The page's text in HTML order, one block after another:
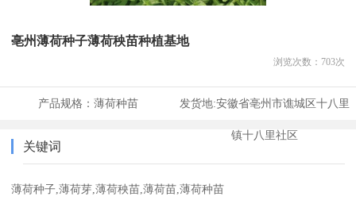
亳州薄荷种子薄荷秧苗种植基地
浏览次数： 703次
产品规格： 薄荷种苗 发货地:安徽省亳州市谯城区十八里
镇十八里社区
关键词
薄荷种子,薄荷芽,薄荷秧苗,薄荷苗,薄荷种苗